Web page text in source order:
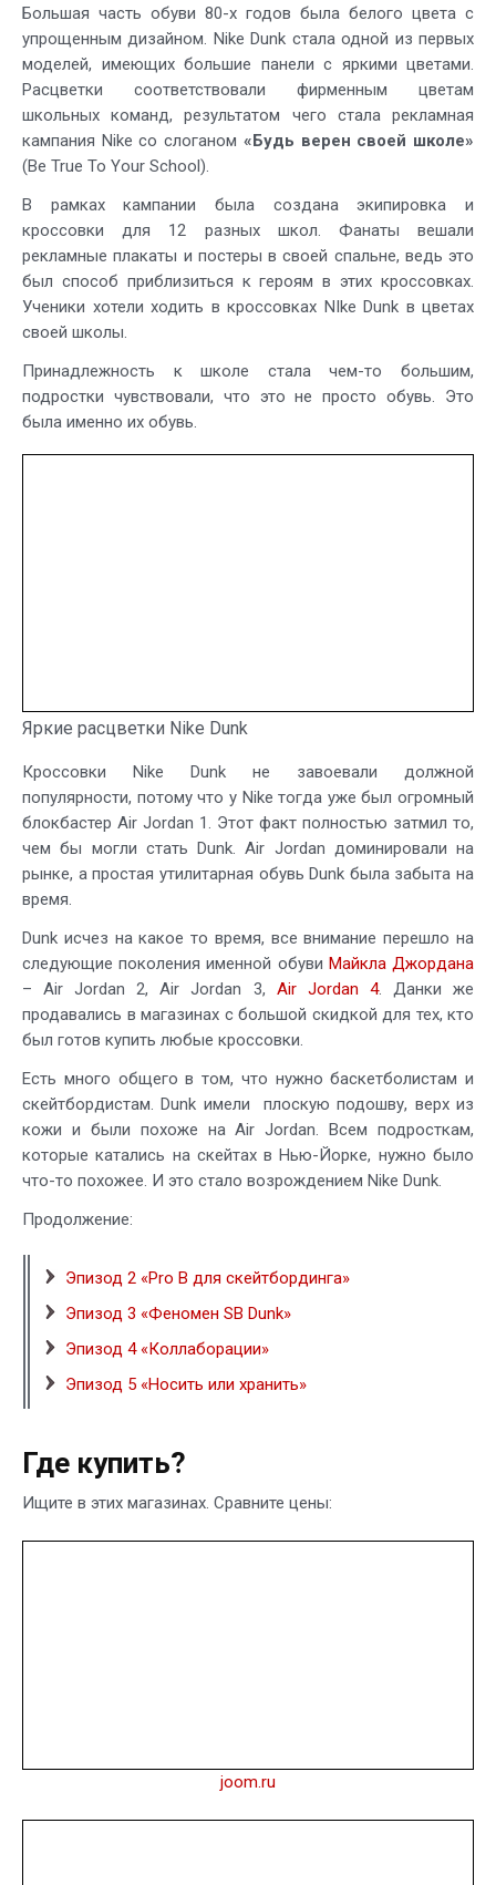
Большая часть обуви 80-х годов была белого цвета с
упрощенным дизайном. Nike Dunk стала одной из первых
моделей, имеющих большие панели с яркими цветами.
Расцветки соответствовали фирменным цветам
школьных команд, результатом чего стала рекламная
кампания Nike со слоганом «Будь верен своей школе»
(Be True To Your School).
В рамках кампании была создана экипировка и
кроссовки для 12 разных школ. Фанаты вешали
рекламные плакаты и постеры в своей спальне, ведь это
был способ приблизиться к героям в этих кроссовках.
Ученики хотели ходить в кроссовках NIke Dunk в цветах
своей школы.
Принадлежность к школе стала чем-то большим,
подростки чувствовали, что это не просто обувь. Это
была именно их обувь.
Яркие расцветки Nike Dunk
Кроссовки Nike Dunk не завоевали должной
популярности, потому что у Nike тогда уже был огромный
блокбастер Air Jordan 1. Этот факт полностью затмил то,
чем бы могли стать Dunk. Air Jordan доминировали на
рынке, а простая утилитарная обувь Dunk была забыта на
время.
Dunk исчез на какое то время, все внимание перешло на
следующие поколения именной обуви Майкла Джордана
– Air Jordan 2, Air Jordan 3, Air Jordan 4. Данки же
продавались в магазинах с большой скидкой для тех, кто
был готов купить любые кроссовки.
Есть много общего в том, что нужно баскетболистам и
скейтбордистам. Dunk имели плоскую подошву, верх из
кожи и были похоже на Air Jordan. Всем подросткам,
которые катались на скейтах в Нью-Йорке, нужно было
что-то похожее. И это стало возрождением Nike Dunk.
Продолжение:
Эпизод 2 «Pro B для скейтбординга»
Эпизод 3 «Феномен SB Dunk»
Эпизод 4 «Коллаборации»
Эпизод 5 «Носить или хранить»
Где купить?
Ищите в этих магазинах. Сравните цены:
joom.ru